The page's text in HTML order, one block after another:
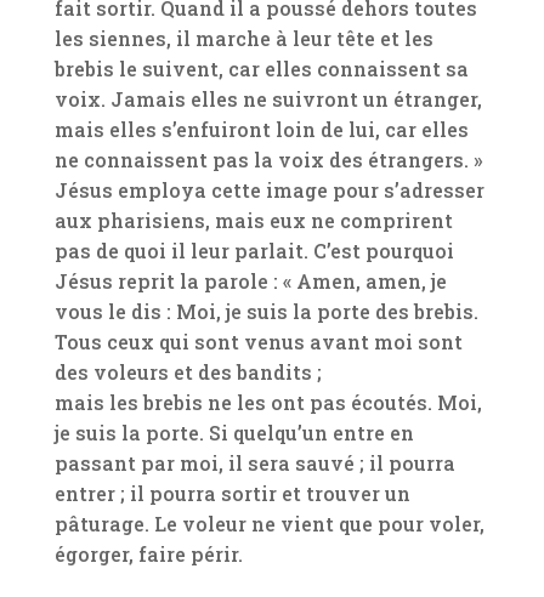
fait sortir. Quand il a poussé dehors toutes
les siennes, il marche à leur tête et les
brebis le suivent, car elles connaissent sa
voix. Jamais elles ne suivront un étranger,
mais elles s’enfuiront loin de lui, car elles
ne connaissent pas la voix des étrangers. »
Jésus employa cette image pour s’adresser
aux pharisiens, mais eux ne comprirent
pas de quoi il leur parlait. C’est pourquoi
Jésus reprit la parole : « Amen, amen, je
vous le dis : Moi, je suis la porte des brebis.
Tous ceux qui sont venus avant moi sont
des voleurs et des bandits ;
mais les brebis ne les ont pas écoutés. Moi,
je suis la porte. Si quelqu’un entre en
passant par moi, il sera sauvé ; il pourra
entrer ; il pourra sortir et trouver un
pâturage. Le voleur ne vient que pour voler,
égorger, faire périr.